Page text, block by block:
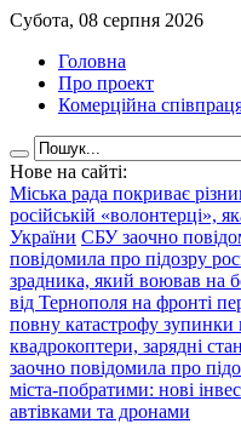
Субота, 08 серпня 2026
Головна
Про проект
Комерційна
Нове на сайті:
Міська рада покриває
російській «волонтерці»,
України СБУ заочно
повідомила про підозру
зрадника, який воював на
від Тернополя на фронті
повну катастрофу зупинки
квадрокоптери, зарядні
заочно повідомила про
міста-побратими: нові
автівками та дронами